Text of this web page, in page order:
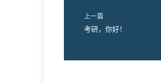
上一篇
考研，你好！